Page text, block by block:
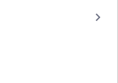
keyboard_arrow_right